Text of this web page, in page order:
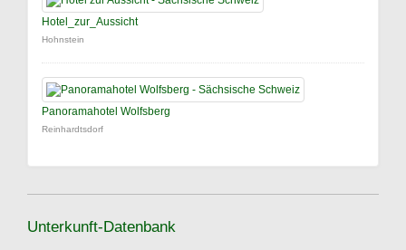
Hotel_zur_Aussicht
Hohnstein
Panoramahotel Wolfsberg
Reinhardtsdorf
Unterkunft-Datenbank